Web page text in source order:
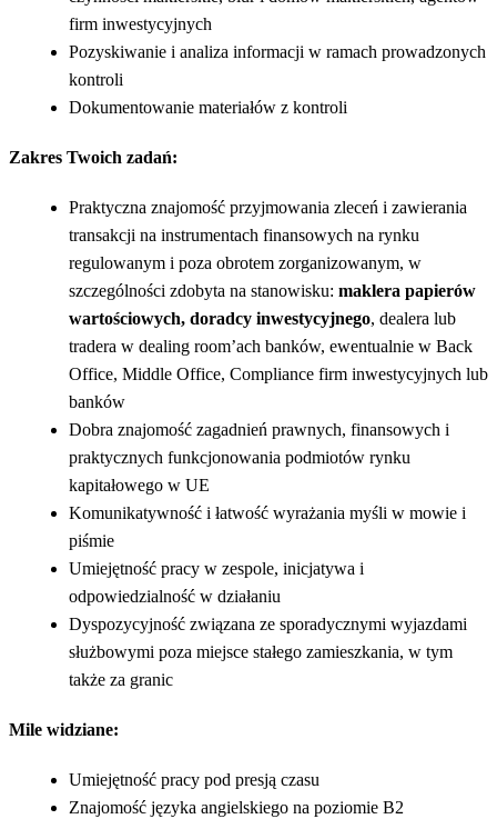
firm inwestycyjnych
Pozyskiwanie i analiza informacji w ramach prowadzonych
kontroli
Dokumentowanie materiałów z kontroli
Zakres Twoich zadań:
Praktyczna znajomość przyjmowania zleceń i zawierania
transakcji na instrumentach finansowych na rynku
regulowanym i poza obrotem zorganizowanym, w
szczególności zdobyta na stanowisku: maklera papierów
wartościowych, doradcy inwestycyjnego, dealera lub
tradera w dealing room’ach banków, ewentualnie w Back
Office, Middle Office, Compliance firm inwestycyjnych lub
banków
Dobra znajomość zagadnień prawnych, finansowych i
praktycznych funkcjonowania podmiotów rynku
kapitałowego w UE
Komunikatywność i łatwość wyrażania myśli w mowie i
piśmie
Umiejętność pracy w zespole, inicjatywa i
odpowiedzialność w działaniu
Dyspozycyjność związana ze sporadycznymi wyjazdami
służbowymi poza miejsce stałego zamieszkania, w tym
także za granic
Mile widziane:
Umiejętność pracy pod presją czasu
Znajomość języka angielskiego na poziomie B2